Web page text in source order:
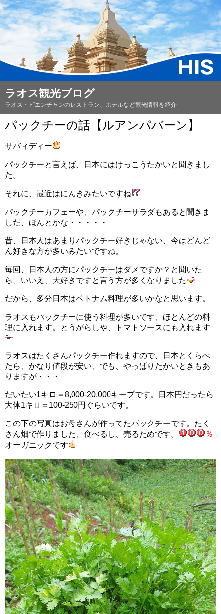
ラオス観光ブログ
ラオス・ビエンチャンのレストラン、ホテルなど観光情報を紹介
パックチーの話【ルアンパバーン】
サバィディー
パックチーと言えば、日本にはけっこうたかいと聞きまし
た。
それに、最近はにんきみたいですね
パックチーカフェーや、パックチーサラダもあると聞きま
した、ほんとかな・・・・・
昔、日本人はあまりパックチー好きじゃない、今はどんど
ん好きな方が多いみたいですね。
毎回、日本人の方にパックチーはダメですか？と聞いた
ら、いいえ、大好きですと言う方が多くなりました
だから、多分日本はベトナム料理が多いかなと思います。
ラオスもパックチーに使う料理が多いです、ほとんどの料
理に入れます。とうがらしや、トマトソースにも入れます
ラオスはたくさんパックチー作れますので、日本とくらべ
たら、かなり値段が安い、でも、やっぱりたかいときもあ
りますが・・・
だいたい1キロ＝8,000-20,000キープです。日本円だったら
大体1キロ＝100-250円ぐらいです。
この下の写真はお母さんが作ってたパックチーです。たく
さん畑で作りました、食べるし、売るためです。
％
オーガニックです